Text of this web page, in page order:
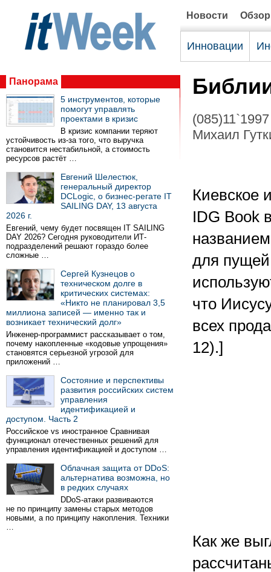
Новости
Инновации
Панорама
5 инструментов, которые
помогут управлять
проектами в кризис
В кризис компании теряют
устойчивость из-за того, что выручка
становится нестабильной, а стоимость
ресурсов растёт …
Евгений Шелестюк,
генеральный директор
DCLogic, о бизнес-регате IT
SAILING DAY, 13 августа
2026 г.
Евгений, чему будет посвящен IT SAILING
DAY 2026? Сегодня руководители ИТ-
подразделений решают гораздо более
сложные …
Сергей Кузнецов о
техническом долге в
критических системах:
«Никто не планировал 3,5
миллиона записей — именно так и
возникает технический долг»
Инженер-программист рассказывает о том,
почему накопленные «кодовые упрощения»
становятся серьезной угрозой для
приложений …
Состояние и перспективы
развития российских систем
управления
идентификацией и
доступом. Часть 2
Российское vs иностранное Сравнивая
функционал отечественных решений для
управления идентификацией и доступом …
Облачная защита от DDoS:
альтернатива возможна, но
в редких случаях
DDoS-атаки развиваются
не по принципу замены старых методов
новыми, а по принципу накопления. Техники
…
(085)11`1997
Михаил
Киевское
IDG Book
для пущей
что
всех
12).]
Как же